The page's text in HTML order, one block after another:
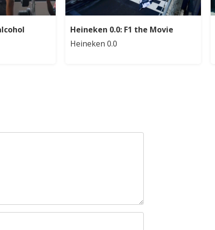
Heineken 0.0: F1 the Movie
Heineken 0.0